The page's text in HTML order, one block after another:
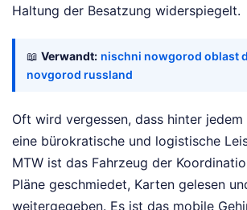
Haltung der Besatzung widerspiegelt.
📖 Verwandt: nischni nowgorod oblast
novgorod russland
Oft wird vergessen, dass hinter jedem
eine bürokratische und logistische
MTW ist das Fahrzeug der
Pläne geschmiedet, Karten gelesen
weitergegeben. Es ist das mobile